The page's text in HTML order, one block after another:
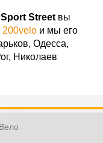
Street вы
200velo и мы его
Одесса,
Николаев